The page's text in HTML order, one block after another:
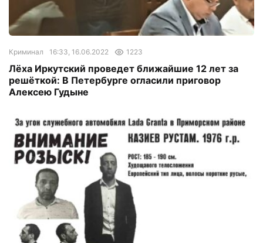
Криминал 16:33, 16.06.2022 1223
Лёха Иркутский проведет ближайшие 12 лет за
решёткой: В Петербурге огласили приговор
Алексею Гудыне